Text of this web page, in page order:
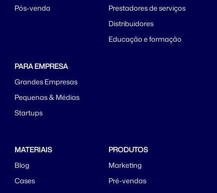
Pós-venda
Prestadores de serviços
Distribuidores
Educação e formação
PARA EMPRESA
Grandes Empresas
Pequenas & Médias
Startups
MATERIAIS
Blog
Cases
PRODUTOS
Marketing
Pré-vendas